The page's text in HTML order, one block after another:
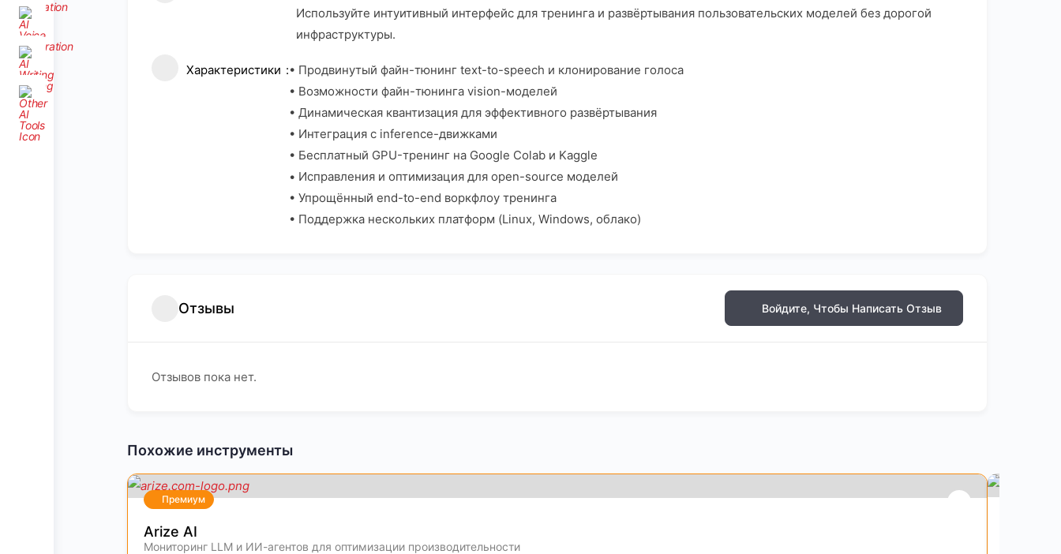
Используйте интуитивный интерфейс для тренинга и развёртывания пользовательских моделей без дорогой
инфраструктуры.
Характеристики
• Продвинутый файн-тюнинг text-to-speech и клонирование голоса
• Возможности файн-тюнинга vision-моделей
• Динамическая квантизация для эффективного развёртывания
• Интеграция с inference-движками
• Бесплатный GPU-тренинг на Google Colab и Kaggle
• Исправления и оптимизация для open-source моделей
• Упрощённый end-to-end воркфлоу тренинга
• Поддержка нескольких платформ (Linux, Windows, облако)
Отзывы Войдите, Чтобы Написать Отзыв
Отзывов пока нет.
Похожие инструменты
Премиум
Arize AI
Мониторинг LLM и ИИ-агентов для оптимизации производительности